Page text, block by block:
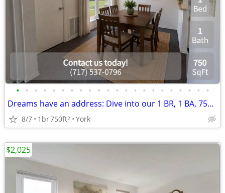
• • • • • • • • • • • • • • • • • • • • • •
Dreams have an address: Dive into our 1 BR, 1 BA, 750 Sq Ft!
8/7 1br750ft2 York
$2,025